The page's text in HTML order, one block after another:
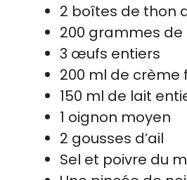
2 boîtes de thon
200 grammes
3 œufs entiers
200 ml de crème
150 ml de lait
1 oignon moyen
2 gousses d’ail
Sel et poivre du